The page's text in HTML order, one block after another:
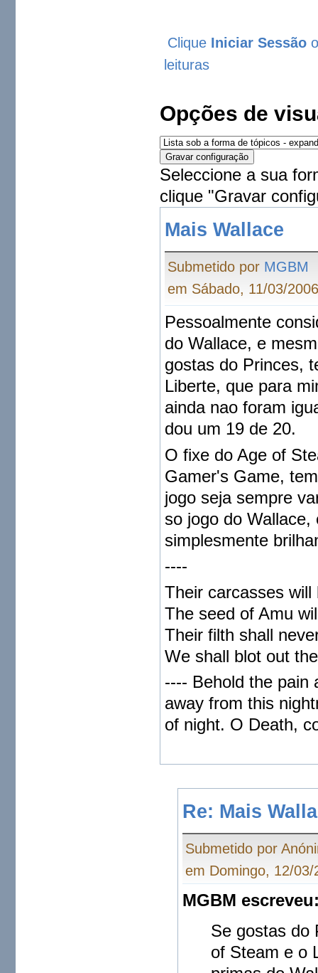
Clique Iniciar Sessão
leituras
Opções de
Seleccione a sua
clique "Gravar
Mais Wallace
Submetido por MGBM
em Sábado, 11/03/
Pessoalmente
do Wallace, e
gostas do Princes,
Liberte, que para
ainda nao foram
dou um 19 de 20.
O fixe do Age of
Gamer's Game,
jogo seja sempre
so jogo do
simplesmente
----
Their carcasses
The seed of Amu
Their filth shall
We shall blot out
---- Behold the pain
away from this
of night. O Death,
Re: Mais
Submetido por
em Domingo, 12/
MGBM
Se gostas do
of Steam e o